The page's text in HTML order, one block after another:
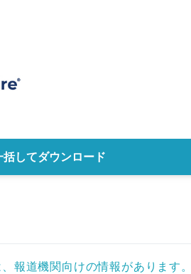
括してダウンロード
報道機関向けの情報があります